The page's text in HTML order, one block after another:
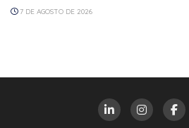
7 DE AGOSTO DE 2026